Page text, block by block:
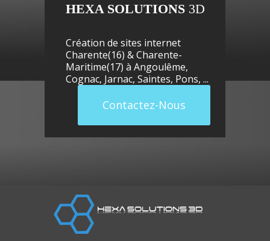
Maguy -
HEXA SOLUTIONS 3D
Création de sites internet
Charente(16) & Charente-
Maritime(17) à Angoulême,
Cognac, Jarnac, Saintes, Pons, ...
Contactez-Nous